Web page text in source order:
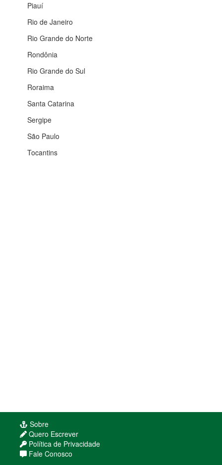
Piauí
Rio de Janeiro
Rio Grande do Norte
Rondônia
Rio Grande do Sul
Roraima
Santa Catarina
Sergipe
São Paulo
Tocantins
Sobre
Quero Escrever
Política de Privacidade
Fale Conosco